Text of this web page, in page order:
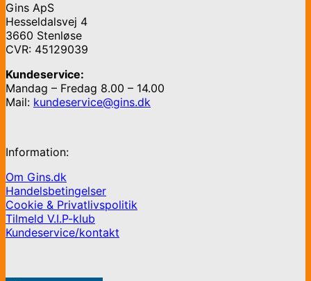
Gins ApS
Hesseldalsvej 4
3660 Stenløse
CVR: 45129039
Kundeservice:
Mandag – Fredag 8.00 – 14.00
Mail: kundeservice@gins.dk
Information:
Om Gins.dk
Handelsbetingelser
Cookie & Privatlivspolitik
Tilmeld V.I.P-klub
Kundeservice/kontakt